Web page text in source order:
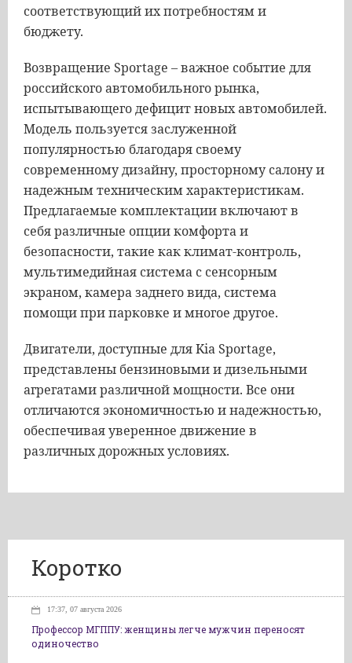
соответствующий их потребностям и
бюджету.
Возвращение Sportage – важное событие для
российского автомобильного рынка,
испытывающего дефицит новых автомобилей.
Модель пользуется заслуженной
популярностью благодаря своему
современному дизайну, просторному салону и
надежным техническим характеристикам.
Предлагаемые комплектации включают в
себя различные опции комфорта и
безопасности, такие как климат-контроль,
мультимедийная система с сенсорным
экраном, камера заднего вида, система
помощи при парковке и многое другое.
Двигатели, доступные для Kia Sportage,
представлены бензиновыми и дизельными
агрегатами различной мощности. Все они
отличаются экономичностью и надежностью,
обеспечивая уверенное движение в
различных дорожных условиях.
Коротко
17:37, 07 августа 2026
Профессор МГППУ: женщины легче мужчин переносят
одиночество